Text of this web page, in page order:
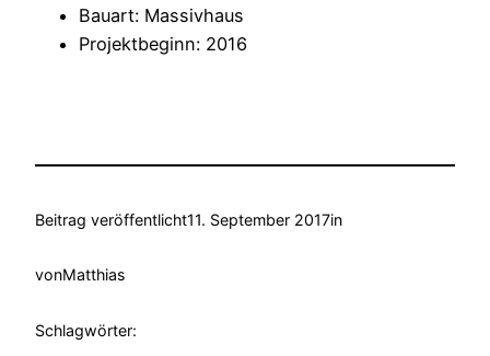
Bauart: Massivhaus
Projektbeginn: 2016
Beitrag veröffentlicht11. September 2017in
vonMatthias
Schlagwörter: